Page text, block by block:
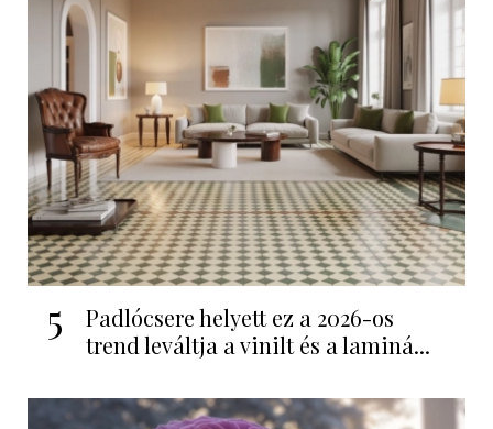
5
Padlócsere helyett ez a 2026-os
trend leváltja a vinilt és a laminá...